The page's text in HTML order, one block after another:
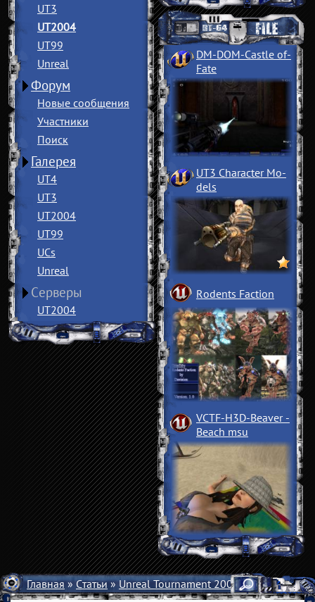
UT3
UT2004
UT99
Unreal
Форум
Новые сообщения
Участники
Поиск
Галерея
UT4
UT3
UT2004
UT99
UCs
Unreal
Серверы
UT2004
DM-DOM-Castle of­
Fate
UT3 Character Mo­
dels
Rodents Faction
VCTF-H3D-Beaver ­
Beach msu
Главная»Статьи»Unreal Tournament 2004»Руководства